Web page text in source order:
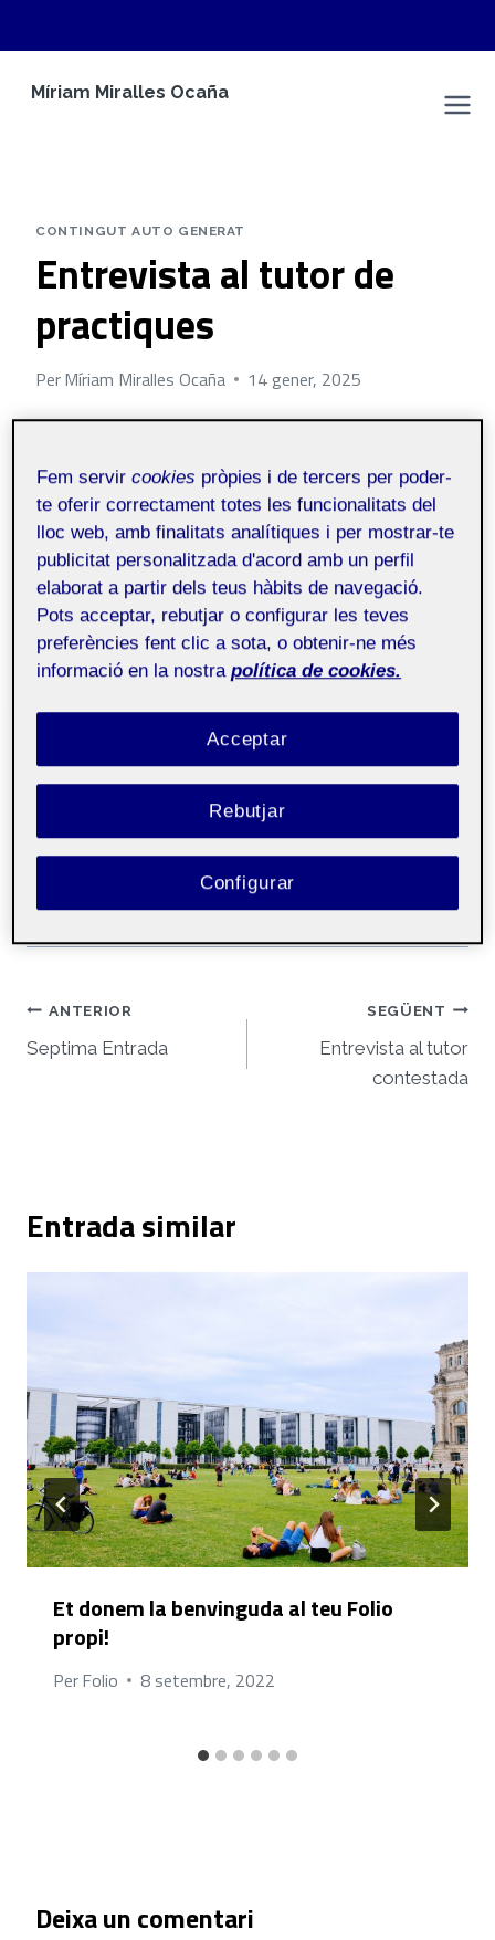
Míriam Miralles Ocaña
CONTINGUT AUTO GENERAT
Entrevista al tutor de
practiques
PerMíriam Miralles Ocaña 14 gener, 2025
de la pràctica
educativa (formal) -
Aula 2
ENTREVISTA AL TUTOR DE PRACTIQUES
Míriam Miralles Ocaña
Navegació
d'entrades
ANTERIOR
Septima Entrada
SEGÜENT
Entrevista al tutor
contestada
Entrada similar
Et donem la benvinguda al teu Folio
propi!
PerFolio 8 setembre, 2022
Deixa un comentari
Fem servircookies pròpies i de tercers per poder-
te oferir correctament totes les funcionalitats del
lloc web, amb finalitats analítiques i per mostrar-te
publicitat personalitzada d'acord amb un perfil
elaborat a partir dels teus hàbits de navegació.
Pots acceptar, rebutjar o configurar les teves
preferències fent clic a sota, o obtenir-ne més
informació en la nostra política de cookies.
Rebutjar
Acceptar
Configurar